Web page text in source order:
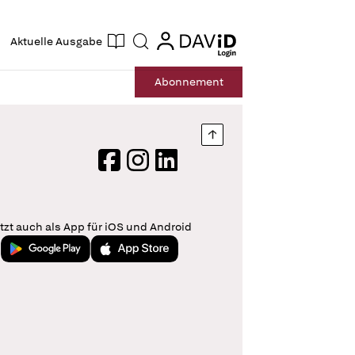
Aktuelle Ausgabe Suche login
login
Abonnement
Nach oben springen
FacebookInstagram
LinkedIn
auch als App für iOS und Android
Jetzt bei Google PlayLaden im App Store